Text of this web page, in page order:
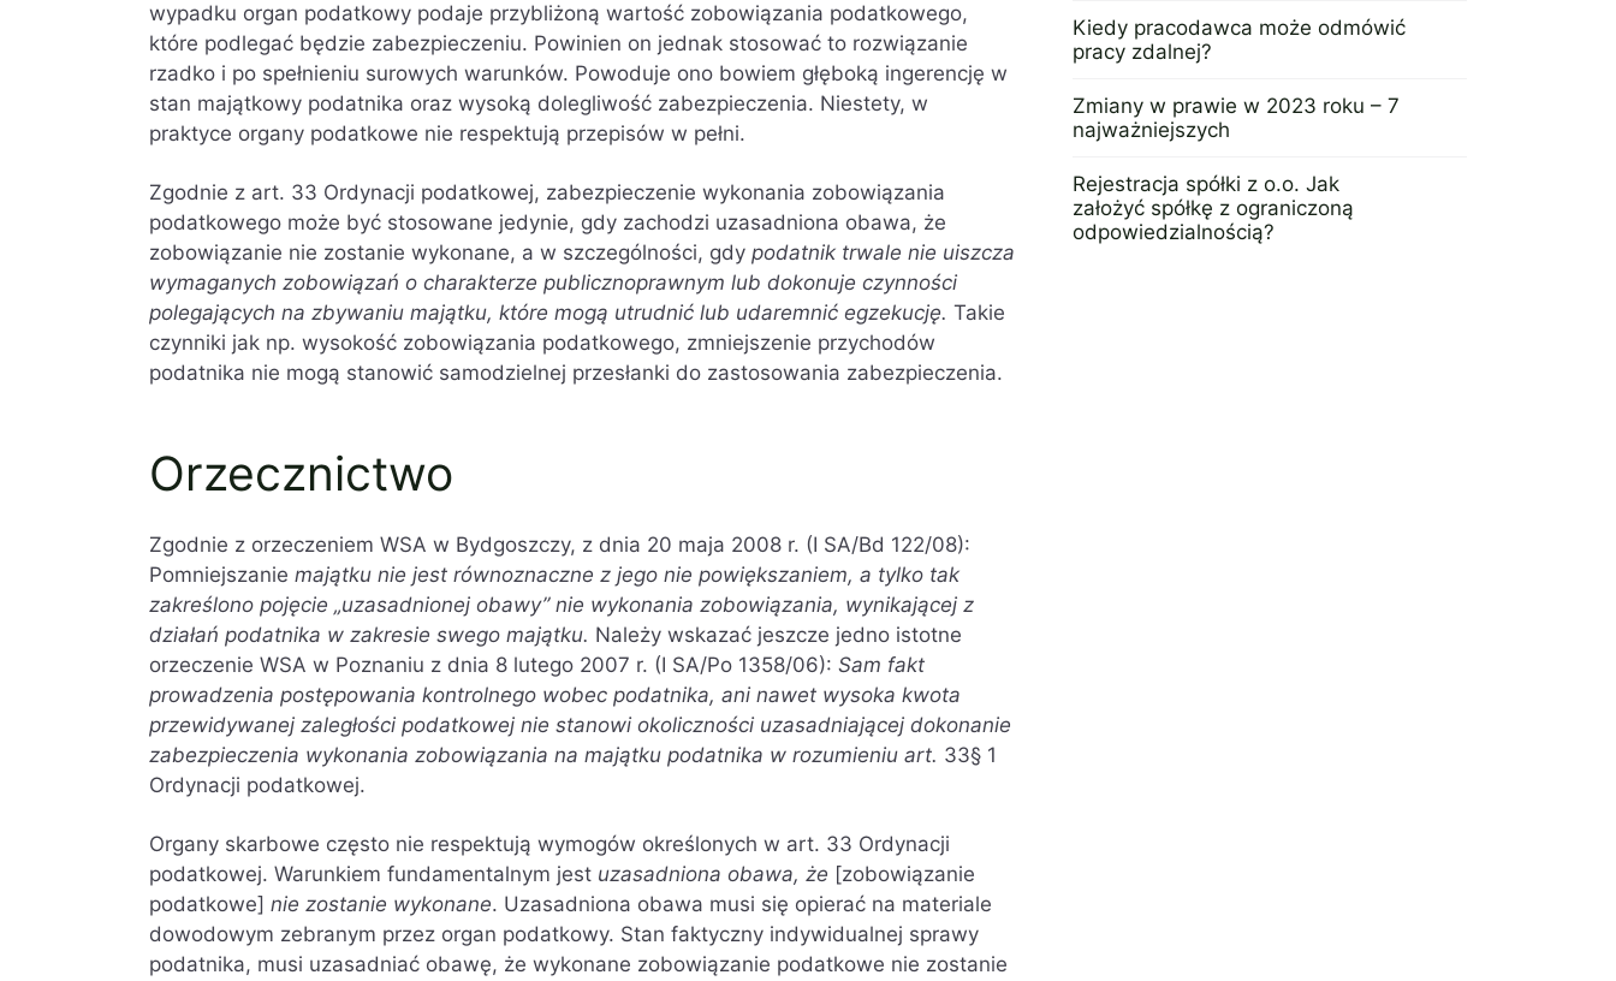
wypadku organ podatkowy podaje przybliżoną wartość zobowiązania podatkowego,
które podlegać będzie zabezpieczeniu. Powinien on jednak stosować to rozwiązanie
rzadko i po spełnieniu surowych warunków. Powoduje ono bowiem głęboką ingerencję w
stan majątkowy podatnika oraz wysoką dolegliwość zabezpieczenia. Niestety, w
praktyce organy podatkowe nie respektują przepisów w pełni.
Zgodnie z art. 33 Ordynacji podatkowej, zabezpieczenie wykonania zobowiązania
podatkowego może być stosowane jedynie, gdy zachodzi uzasadniona obawa, że
zobowiązanie nie zostanie wykonane, a w szczególności, gdy podatnik trwale nie uiszcza
wymaganych zobowiązań o charakterze publicznoprawnym lub dokonuje czynności
polegających na zbywaniu majątku, które mogą utrudnić lub udaremnić egzekucję. Takie
czynniki jak np. wysokość zobowiązania podatkowego, zmniejszenie przychodów
podatnika nie mogą stanowić samodzielnej przesłanki do zastosowania zabezpieczenia.
Orzecznictwo
Zgodnie z orzeczeniem WSA w Bydgoszczy, z dnia 20 maja 2008 r. (I SA/Bd 122/08):
Pomniejszanie majątku nie jest równoznaczne z jego nie powiększaniem, a tylko tak
zakreślono pojęcie „uzasadnionej obawy” nie wykonania zobowiązania, wynikającej z
działań podatnika w zakresie swego majątku. Należy wskazać jeszcze jedno istotne
orzeczenie WSA w Poznaniu z dnia 8 lutego 2007 r. (I SA/Po 1358/06): Sam fakt
prowadzenia postępowania kontrolnego wobec podatnika, ani nawet wysoka kwota
przewidywanej zaległości podatkowej nie stanowi okoliczności uzasadniającej dokonanie
zabezpieczenia wykonania zobowiązania na majątku podatnika w rozumieniu art. 33§ 1
Ordynacji podatkowej.
Organy skarbowe często nie respektują wymogów określonych w art. 33 Ordynacji
podatkowej. Warunkiem fundamentalnym jest uzasadniona obawa, że [zobowiązanie
podatkowe] nie zostanie wykonane. Uzasadniona obawa musi się opierać na materiale
dowodowym zebranym przez organ podatkowy. Stan faktyczny indywidualnej sprawy
podatnika, musi uzasadniać obawę, że wykonane zobowiązanie podatkowe nie zostanie
Kiedy pracodawca może odmówić
pracy zdalnej?
Zmiany w prawie w 2023 roku – 7
najważniejszych
Rejestracja spółki z o.o. Jak
założyć spółkę z ograniczoną
odpowiedzialnością?